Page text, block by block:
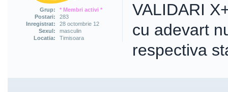
Grup:
* Membri activi *
Postari:
283
Inregistrat:
28 octombrie 12
Sexul:
masculin
Locatia:
Timisoara
VALIDARI
cu adevart
respectiva